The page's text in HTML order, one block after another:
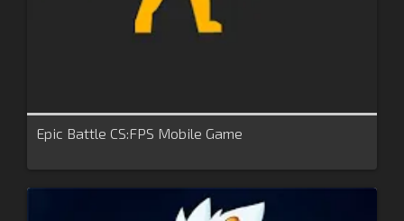
Epic Battle CS:FPS Mobile Game